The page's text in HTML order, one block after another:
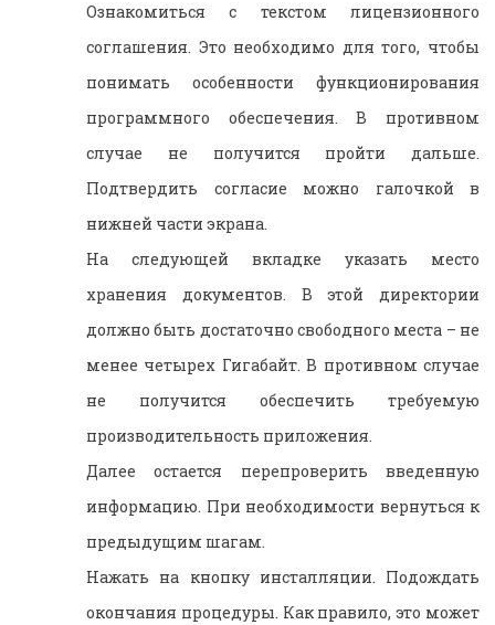
Ознакомиться с текстом лицензионного
соглашения. Это необходимо для того, чтобы
понимать особенности функционирования
программного обеспечения. В противном
случае не получится пройти дальше.
Подтвердить согласие можно галочкой в
нижней части экрана.
На следующей вкладке указать место
хранения документов. В этой директории
должно быть достаточно свободного места – не
менее четырех Гигабайт. В противном случае
не получится обеспечить требуемую
производительность приложения.
Далее остается перепроверить введенную
информацию. При необходимости вернуться к
предыдущим шагам.
Нажать на кнопку инсталляции. Подождать
окончания процедуры. Как правило, это может